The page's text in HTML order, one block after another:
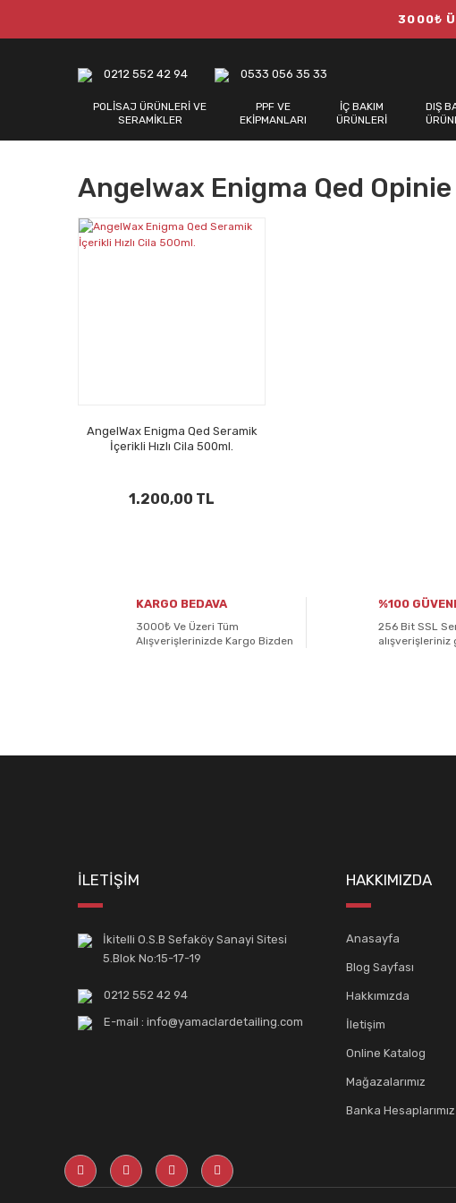
3000₺
0212 552 42 94 0533 056 35 33
POLİSAJ ÜRÜNLERİ VE
SERAMİKLER
PPF VE
EKİPMANLARI
İÇ BAKIM
ÜRÜNLERİ
DIŞ
Angelwax Enigma Qed Opinie
AngelWax Enigma Qed Seramik
İçerikli Hızlı Cila 500ml.
1.200,00 TL
KARGO BEDAVA
3000₺ Ve Üzeri Tüm
Alışverişlerinizde Kargo Bizden
%100
256 Bit SSL
alışverişleriniz
İLETİŞİM
İkitelli O.S.B Sefaköy Sanayi Sitesi
5.Blok No:15-17-19
0212 552 42 94
E-mail : info@yamaclardetailing.com
HAKKIMIZDA
Anasayfa
Blog Sayfası
Hakkımızda
İletişim
Online Katalog
Mağazalarımız
Banka Hesaplarımız